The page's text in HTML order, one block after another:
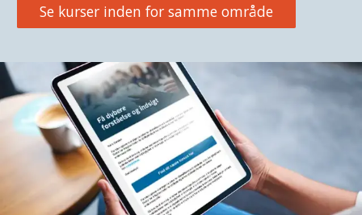
Se kurser inden for samme område